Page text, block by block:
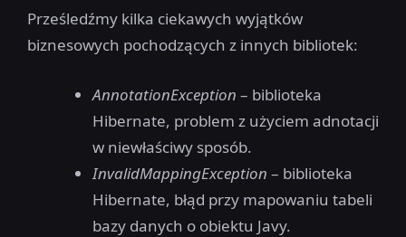
Prześledźmy kilka ciekawych wyjątków
biznesowych pochodzących z innych bibliotek:
AnnotationException – biblioteka
Hibernate, problem z użyciem adnotacji
w niewłaściwy sposób.
InvalidMappingException – biblioteka
Hibernate, błąd przy mapowaniu tabeli
bazy danych o obiektu Javy.